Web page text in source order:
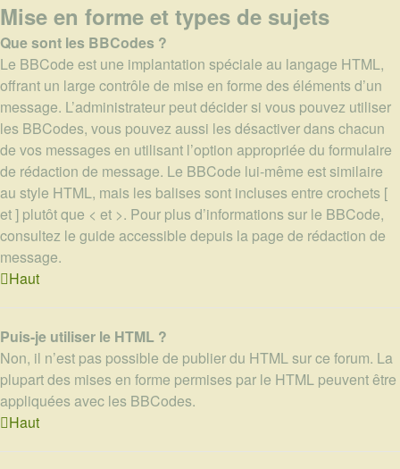
Mise en forme et types de sujets
Que sont les BBCodes ?
Le BBCode est une implantation spéciale au langage HTML,
offrant un large contrôle de mise en forme des éléments d’un
message. L’administrateur peut décider si vous pouvez utiliser
les BBCodes, vous pouvez aussi les désactiver dans chacun
de vos messages en utilisant l’option appropriée du formulaire
de rédaction de message. Le BBCode lui-même est similaire
au style HTML, mais les balises sont incluses entre crochets [
et ] plutôt que < et >. Pour plus d’informations sur le BBCode,
consultez le guide accessible depuis la page de rédaction de
message.
Haut
Puis-je utiliser le HTML ?
Non, il n’est pas possible de publier du HTML sur ce forum. La
plupart des mises en forme permises par le HTML peuvent être
appliquées avec les BBCodes.
Haut